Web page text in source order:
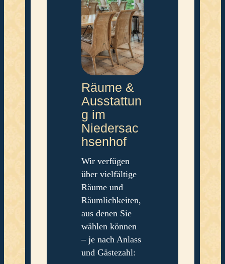
Räume &
Ausstattun
g im
Niedersac
hsenhof
Wir verfügen
über vielfältige
Räume und
Räumlichkeiten,
aus denen Sie
wählen können
– je nach Anlass
und Gästezahl: